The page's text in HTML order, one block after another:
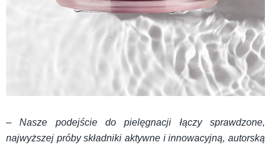
– Nasze podejście do pielęgnacji łączy sprawdzone,
najwyższej próby składniki aktywne i innowacyjną, autorską